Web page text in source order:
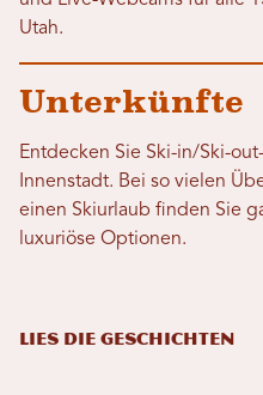
Utah.
Unterkünfte
Entdecken Sie Ski-in/Ski-
Innenstadt. Bei so vielen
einen Skiurlaub finden Sie
luxuriöse Optionen.
LIES DIE GESCHICHTEN